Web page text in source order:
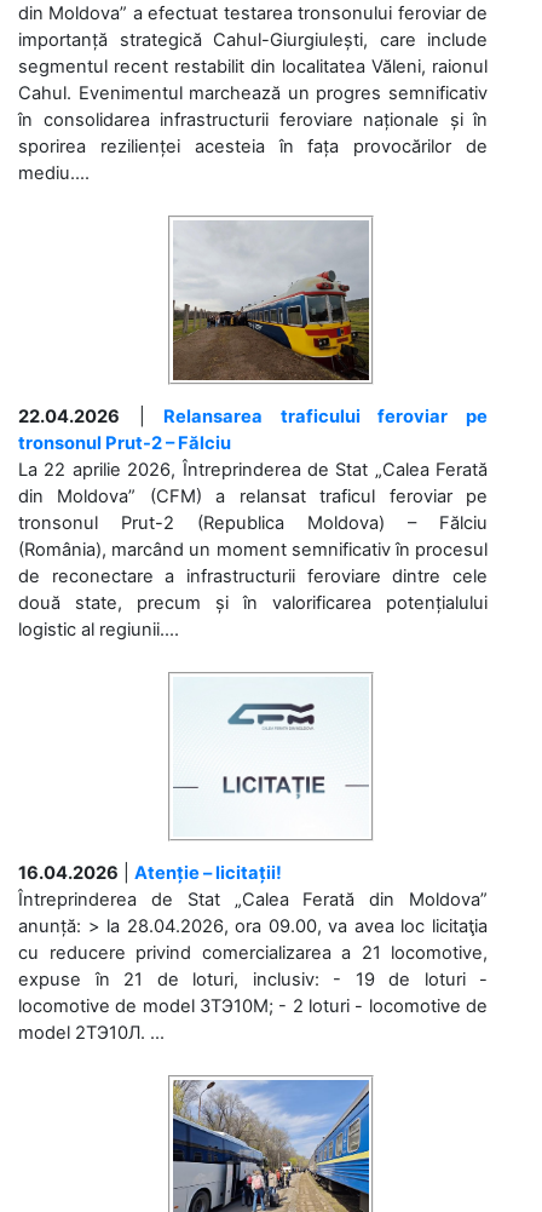
din Moldova” a efectuat testarea tronsonului feroviar de
importanță strategică Cahul-Giurgiulești, care include
segmentul recent restabilit din localitatea Văleni, raionul
Cahul. Evenimentul marchează un progres semnificativ
în consolidarea infrastructurii feroviare naționale și în
sporirea rezilienței acesteia în fața provocărilor de
mediu....
22.04.2026
Relansarea traficului feroviar pe
tronsonul Prut-2 – Fălciu
La 22 aprilie 2026, Întreprinderea de Stat „Calea Ferată
din Moldova” (CFM) a relansat traficul feroviar pe
tronsonul Prut-2 (Republica Moldova) – Fălciu
(România), marcând un moment semnificativ în procesul
de reconectare a infrastructurii feroviare dintre cele
două state, precum și în valorificarea potențialului
logistic al regiunii....
16.04.2026
Atenție – licitații!
Întreprinderea de Stat „Calea Ferată din Moldova”
anunță: > la 28.04.2026, ora 09.00, va avea loc licitaţia
cu reducere privind comercializarea a 21 locomotive,
expuse în 21 de loturi, inclusiv: - 19 de loturi -
locomotive de model 3ТЭ10М; - 2 loturi - locomotive de
model 2ТЭ10Л. ...